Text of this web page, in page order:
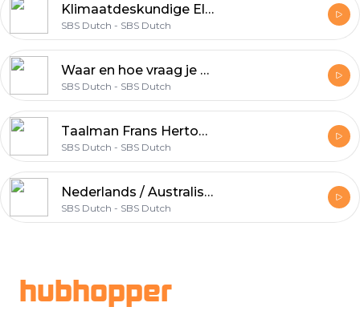
Klimaatdeskundige Ellen Witte over Australisch optreden op klimaattop: 'Ik denk dat ze zich een beetje voor gek gezet hebben daar'
SBS Dutch - SBS Dutch
Waar en hoe vraag je een travel exemption aan voor je ouder(s)?
SBS Dutch - SBS Dutch
Taalman Frans Hertoghs: Geen heel leven
SBS Dutch - SBS Dutch
Nederlands / Australisch SBS Dutch nieuwsbulletin van woensdag 3 november 2021
SBS Dutch - SBS Dutch
hubhopper